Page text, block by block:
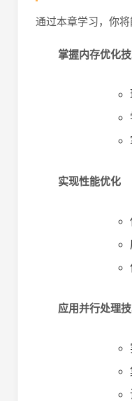
通过本章学习，你将
掌握内存优化
实现性能优化
应用并行处理